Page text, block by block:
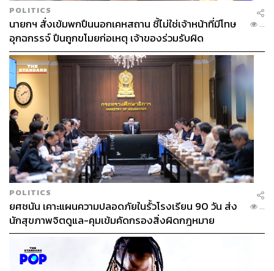
POLITICS
นายกฯ สั่งเข้มพกปืนนอกเคหสถาน ชี้ไม่ใช่เจ้าหน้าที่มีโทษ
อุกฉกรรจ์ ปืนถูกขโมยก่อเหตุ เจ้าของร่วมรับผิด
...
POLITICS
ยศชนัน เคาะแผนความปลอดภัยในรั้วโรงเรียน 90 วัน ส่ง
นักสุขภาพจิตดูแล-คุมเข้มคัดกรองสิ่งผิดกฎหมาย
...